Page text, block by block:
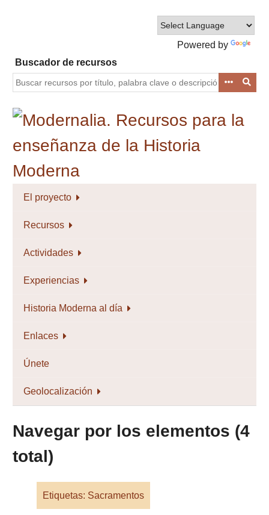
Powered by
Buscador de recursos
El proyecto
Recursos
Actividades
Experiencias
Historia Moderna al día
Enlaces
Únete
Geolocalización
Navegar por los elementos (4
total)
Etiquetas: Sacramentos